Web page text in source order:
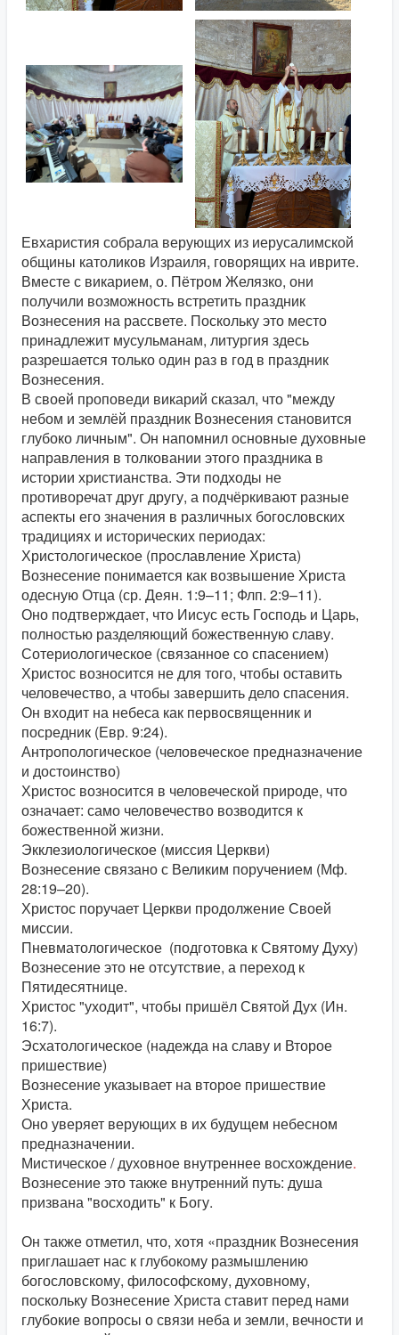
Евхаристия собрала верующих из иерусалимской
общины католиков Израиля, говорящих на иврите.
Вместе с викарием, о. Пётром Желязко, они
получили возможность встретить праздник
Вознесения на рассвете. Поскольку это место
принадлежит мусульманам, литургия здесь
разрешается только один раз в год в праздник
Вознесения.
В своей проповеди викарий сказал, что "между
небом и землёй праздник Вознесения становится
глубоко личным". Он напомнил основные духовные
направления в толковании этого праздника в
истории христианства. Эти подходы не
противоречат друг другу, а подчёркивают разные
аспекты его значения в различных богословских
традициях и исторических периодах:
Христологическое (прославление Христа)
Вознесение понимается как возвышение Христа
одесную Отца (ср. Деян. 1:9–11; Флп. 2:9–11).
Оно подтверждает, что Иисус есть Господь и Царь,
полностью разделяющий божественную славу.
Сотериологическое (связанное со спасением)
Христос возносится не для того, чтобы оставить
человечество, а чтобы завершить дело спасения.
Он входит на небеса как первосвященник и
посредник (Евр. 9:24).
Антропологическое (человеческое предназначение
и достоинство)
Христос возносится в человеческой природе, что
означает: само человечество возводится к
божественной жизни.
Экклезиологическое (миссия Церкви)
Вознесение связано с Великим поручением (Мф.
28:19–20).
Христос поручает Церкви продолжение Своей
миссии.
Пневматологическое (подготовка к Святому Духу)
Вознесение это не отсутствие, а переход к
Пятидесятнице.
Христос "уходит", чтобы пришёл Святой Дух (Ин.
16:7).
Эсхатологическое (надежда на славу и Второе
пришествие)
Вознесение указывает на второе пришествие
Христа.
Оно уверяет верующих в их будущем небесном
предназначении.
Мистическое / духовное внутреннее восхождение.
Вознесение это также внутренний путь: душа
призвана "восходить" к Богу.
Он также отметил, что, хотя «праздник Вознесения
приглашает нас к глубокому размышлению
богословскому, философскому, духовному,
поскольку Вознесение Христа ставит перед нами
глубокие вопросы о связи неба и земли, вечности и